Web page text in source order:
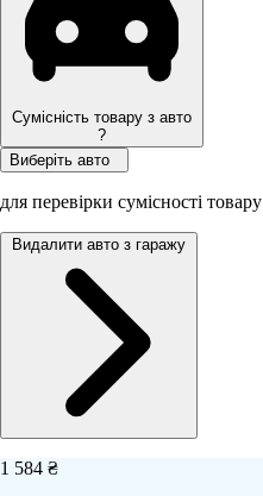
Сумісність товару з авто
?
Виберіть авто
для перевірки сумісності товару
Видалити авто з гаражу
1 584 ₴